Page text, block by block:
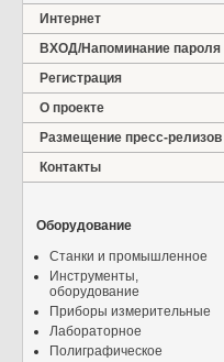
Интернет
ВХОД/Напоминание пароля
Регистрация
О проекте
Размещение пресс-релизов
Контакты
Оборудование
Станки и промышленное
Инструменты,
оборудование
Приборы измерительные
Лабораторное
Полиграфическое